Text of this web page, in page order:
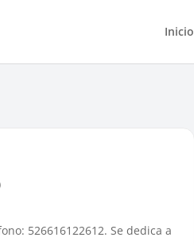
Inicio
526616122612. Se dedica a